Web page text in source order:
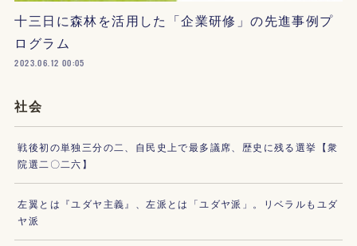
十三日に森林を活用した「企業研修」の先進事例プ
ログラム
2023.06.12 00:05
社会
戦後初の単独三分の二、自民史上で最多議席、歴史に残る選挙【衆
院選二〇二六】
左翼とは『ユダヤ主義』、左派とは「ユダヤ派」。リベラルもユダ
ヤ派